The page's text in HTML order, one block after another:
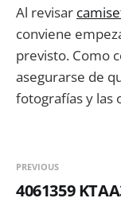
Al revisar
conviene
previsto. Como
asegurarse de
fotografías y las
PREVIOUS
4061359